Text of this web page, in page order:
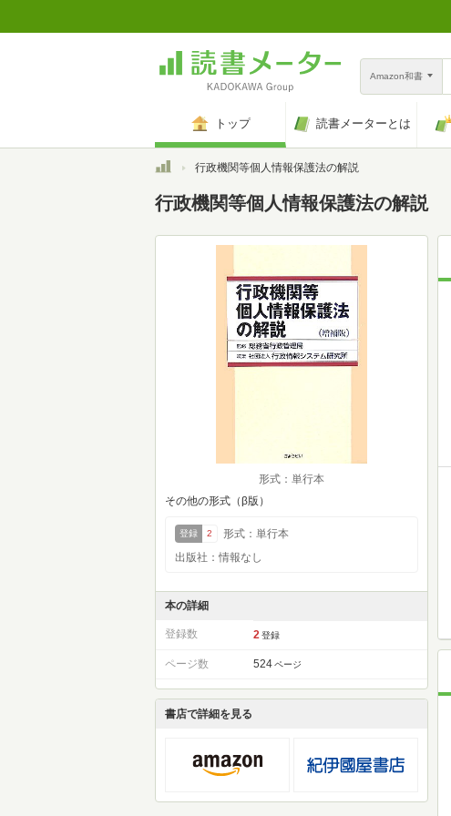
Amazon和書
トップ 読書メーターとは
トップ行政機関等個人情報保護法の解説
行政機関等個人情報保護法の解説
形式：単行本
その他の形式（β版）
登録 2
形式：単行本
出版社：情報なし
本の詳細
登録数 2 登録
ページ数 524 ページ
書店で詳細を見る